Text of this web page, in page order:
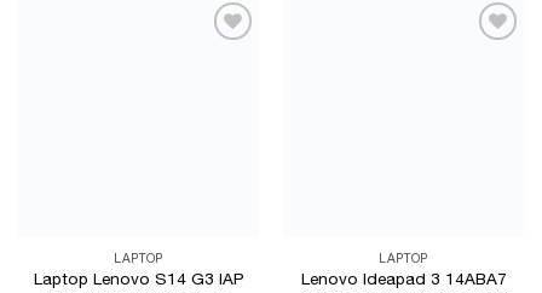
LAPTOP
Laptop Lenovo S14 G3 IAP
LAPTOP
Lenovo Ideapad 3 14ABA7